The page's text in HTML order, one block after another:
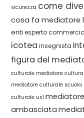
sicurezza come
cosa fa mediatore
enti esperto
icotea insegnista
figura del
culturale mediatore
mediatore culturale scuola
culturale usl
ambasciata